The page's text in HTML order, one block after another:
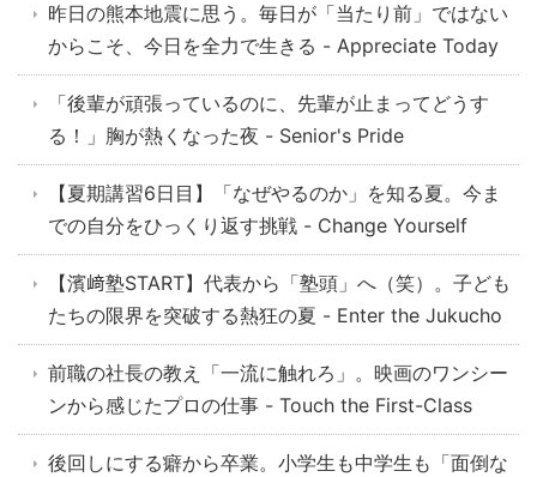
昨日の熊本地震に思う。毎日が「当たり前」ではない
からこそ、今日を全力で生きる - Appreciate Today
「後輩が頑張っているのに、先輩が止まってどうす
る！」胸が熱くなった夜 - Senior's Pride
【夏期講習6日目】「なぜやるのか」を知る夏。今ま
での自分をひっくり返す挑戦 - Change Yourself
【濱﨑塾START】代表から「塾頭」へ（笑）。子ども
たちの限界を突破する熱狂の夏 - Enter the Jukucho
前職の社長の教え「一流に触れろ」。映画のワンシー
ンから感じたプロの仕事 - Touch the First-Class
後回しにする癖から卒業。小学生も中学生も「面倒な